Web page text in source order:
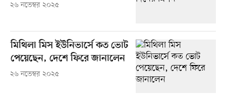
২৬ নভেম্বর ২০২৫
মিথিলা মিস ইউনিভার্সে কত ভোট
পেয়েছেন, দেশে ফিরে জানালেন
২৬ নভেম্বর ২০২৫